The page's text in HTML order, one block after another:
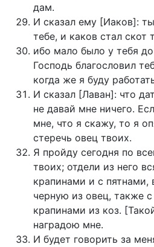
дам.
И сказал ему [Иаков]:
тебе, и каков стал скот
ибо мало было у тебя
Господь благословил
когда же я буду
И сказал [Лаван]: что
не давай мне ничего.
мне, что я скажу, то я
стеречь овец твоих.
Я пройду сегодня по
твоих; отдели из него
крапинами и с пятнами,
черную из овец, также
крапинами из коз.
наградою мне.
И будет говорить за